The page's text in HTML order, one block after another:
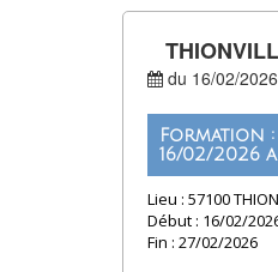
du 16/02/
Formation :
16/02/2026
Lieu : 57100
Début : 16/02/
Fin : 27/02/2026